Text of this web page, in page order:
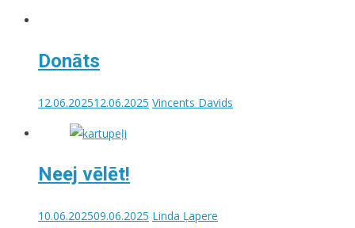
Donāts
12.06.202512.06.2025 Vincents Davids
Neej vēlēt!
10.06.202509.06.2025 Linda Ļapere